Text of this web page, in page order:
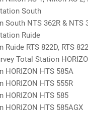
South
South NTS 362R & NTS
Ruide
RTS 822D, RTS
Total Station
HORIZON HTS 585A
HORIZON HTS 555R
HORIZON HTS 585
HORIZON HTS 585AGX